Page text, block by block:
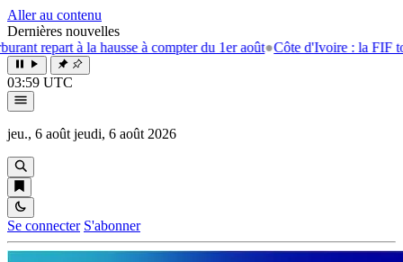
Aller au contenu
Dernières nouvelles
à la hausse à compter du 1er août●Côte d'Ivoire : la FIF tourne
03:59 UTC
jeu., 6 août jeudi, 6 août 2026
Se connecter S'abonner